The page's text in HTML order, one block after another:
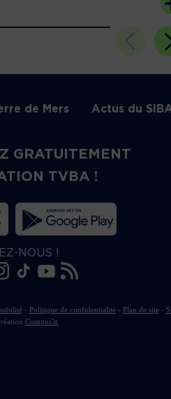
de Mers Actus du
GRATUITEMENT
TVBA !
NOUS !
- Politique de confidentialité- Plan de site-
Compos'it.